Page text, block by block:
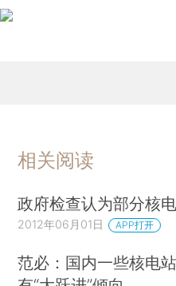
相关阅读
政府检查认为部分核
2012年06月01日 APP打开
范必：国内一些核电